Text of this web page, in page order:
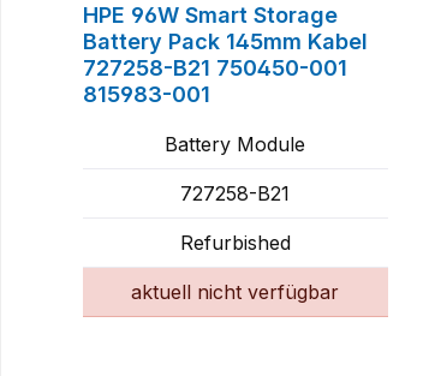
HPE 96W Smart Storage
Battery Pack 145mm Kabel
727258-B21 750450-001
815983-001
Battery Module
727258-B21
Refurbished
aktuell nicht verfügbar